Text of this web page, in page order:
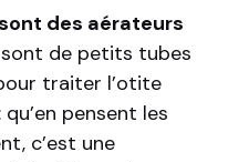
des aérateurs
sont de petits tubes
traiter l’otite
pensent les
c’est une